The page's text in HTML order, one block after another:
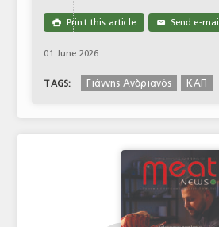
 Print this article ✉ Send e-mail
01 June 2026
TAGS: Γιάννης Ανδριανός ΚΑΠ